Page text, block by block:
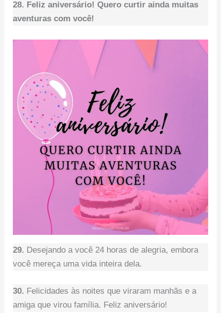
28. Feliz aniversário! Quero curtir ainda muitas
aventuras com você!
29. Desejando a você 24 horas de alegria, embora
você mereça uma vida inteira dela.
30. Felicidades às noites que viraram manhãs e a
amiga que virou família. Feliz aniversário!